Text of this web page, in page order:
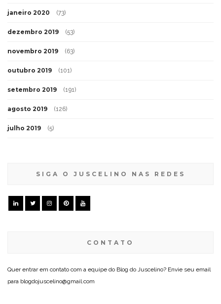
janeiro 2020 (73)
dezembro 2019 (53)
novembro 2019 (63)
outubro 2019 (101)
setembro 2019 (191)
agosto 2019 (126)
julho 2019 (5)
SIGA O JUSCELINO NAS REDES
CONTATO
Quer entrar em contato com a equipe do Blog do Juscelino? Envie seu email
para blogdojuscelino@gmail.com